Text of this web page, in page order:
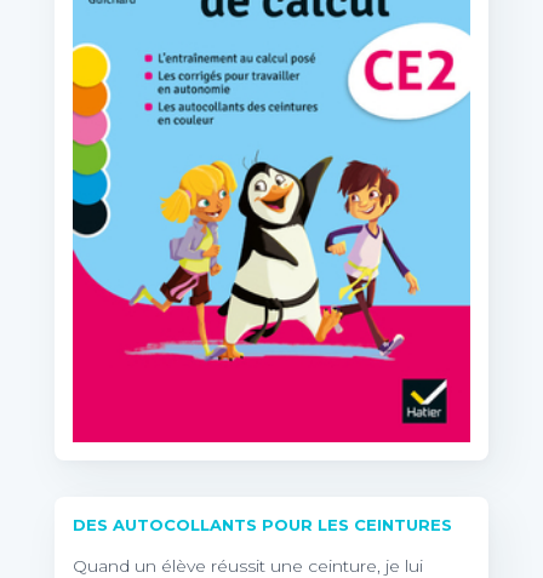
DES AUTOCOLLANTS POUR LES CEINTURES
Quand un élève réussit une ceinture, je lui